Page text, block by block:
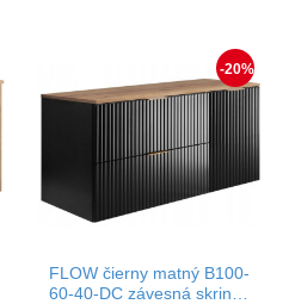
-20%
FLOW čierny matný B100-
60-40-DC závesná skrinka